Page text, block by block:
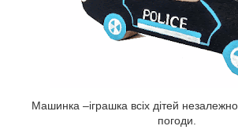
Машинка –іграшка всіх дітей незалежно
погоди.